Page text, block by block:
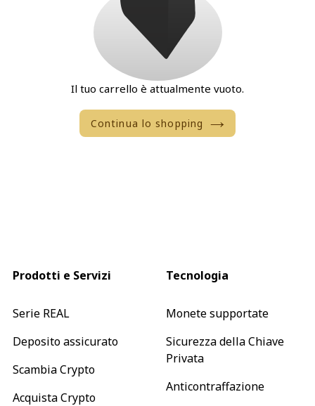
Il tuo carrello è attualmente vuoto.
Continua lo shopping
Prodotti e Servizi
Serie REAL
Deposito assicurato
Scambia Crypto
Acquista Crypto
Tecnologia
Monete supportate
Sicurezza della Chiave
Privata
Anticontraffazione